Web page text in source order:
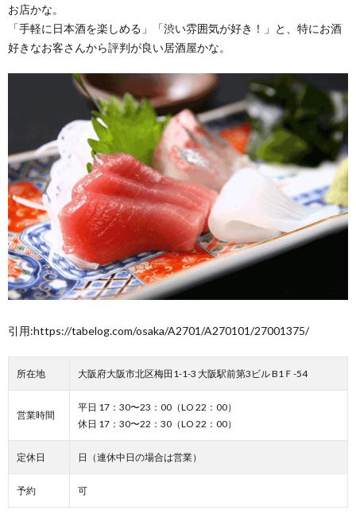
お店かな。
「手軽に日本酒を楽しめる」「渋い雰囲気が好き！」と、特にお酒
好きなお客さんから評判が良い居酒屋かな。
引用:https://tabelog.com/osaka/A2701/A270101/27001375/
所在地 大阪府大阪市北区梅田1-1-3 大阪駅前第3ビル B1Ｆ-54
営業時間
平日 17：30〜23：00（LO 22：00）
休日 17：30〜22：30（LO 22：00）
定休日 日（連休中日の場合は営業）
予約 可